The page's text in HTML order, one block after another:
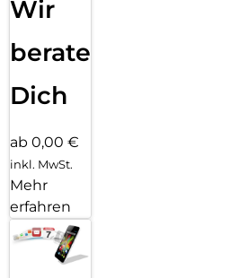
Wir
beraten
Dich
ab 0,00 €
inkl. MwSt.
Mehr
erfahren